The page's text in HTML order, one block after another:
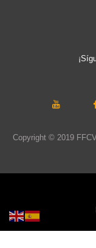
Copyright © 2019